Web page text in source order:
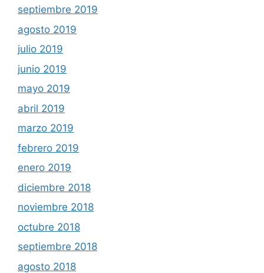
septiembre 2019
agosto 2019
julio 2019
junio 2019
mayo 2019
abril 2019
marzo 2019
febrero 2019
enero 2019
diciembre 2018
noviembre 2018
octubre 2018
septiembre 2018
agosto 2018